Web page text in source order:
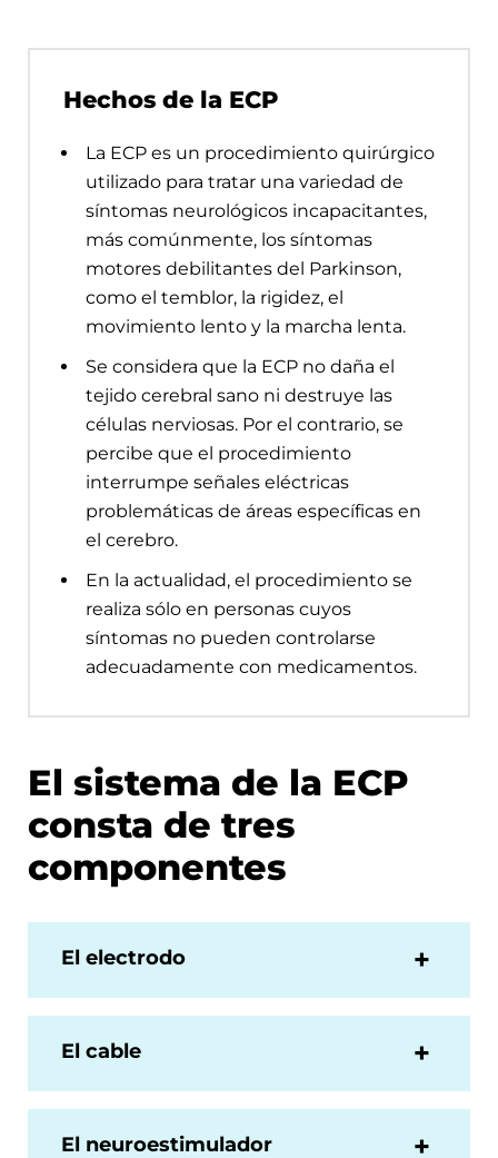
Hechos de la ECP
La ECP es un procedimiento quirúrgico
utilizado para tratar una variedad de
síntomas neurológicos incapacitantes,
más comúnmente, los síntomas
motores debilitantes del Parkinson,
como el temblor, la rigidez, el
movimiento lento y la marcha lenta.
Se considera que la ECP no daña el
tejido cerebral sano ni destruye las
células nerviosas. Por el contrario, se
percibe que el procedimiento
interrumpe señales eléctricas
problemáticas de áreas específicas en
el cerebro.
En la actualidad, el procedimiento se
realiza sólo en personas cuyos
síntomas no pueden controlarse
adecuadamente con medicamentos.
El sistema de la ECP
consta de tres
componentes
El electrodo
El cable
El neuroestimulador